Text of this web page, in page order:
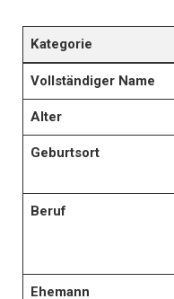
Kategorie
Vollständiger Name
Alter
Geburtsort
Beruf
Ehemann